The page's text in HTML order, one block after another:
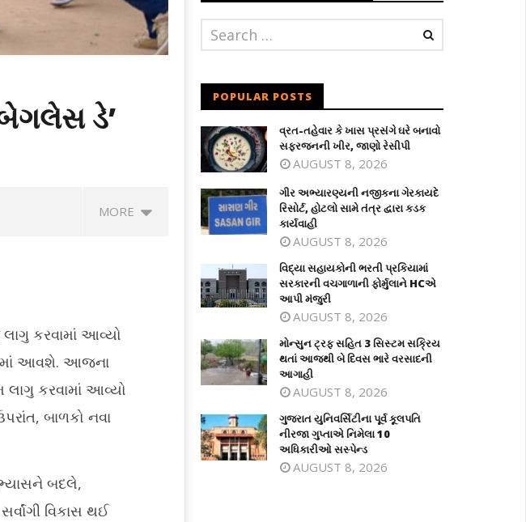
ડે’
MORE
નજીકના ગેરકાયદે
સામે તંત્ર દ્વારા કડક
વિદ્યા સહાયકોની ભરતી પ્રકિયામાં
મોન્સુન ટ્રફ સહિત 3 સિસ્ટમ સક્રિય
આજથી બે દિવસ ભારે વરસાદની આગાહી
July
5,
કરવામાં આવ્યો
આવશે. આજના
લાગુ કરવામાં આવ્યો
બાળકો નવા
બદલે,
વિકાસ થઈ
POPULAR POSTS
વ્રત-તહેવાર કે ખાસ પ્રસંગે ઘરે બનાવો
સફરજનની ખીર, જાણો રેસીપી
AUGUST 8, 2026
ગીર અભ્યારણ્યની નજીકના ગેરકાયદે
રિસોર્ટ, હોટલો સામે તંત્ર દ્વારા કડક
કાર્યવાહી
AUGUST 8, 2026
વિદ્યા સહાયકોની ભરતી પ્રકિયામાં
સરકારની વચગાળાની ફોર્મુલાને HCએ
આપી મંજુરી
AUGUST 8, 2026
મોન્સુન ટ્રફ સહિત 3 સિસ્ટમ સક્રિય
થતાં આજથી બે દિવસ ભારે વરસાદની
આગાહી
AUGUST 8, 2026
ગુજરાત યુનિવર્સિટીના પૂર્વ કૂલપતિ
નીરજા ગુપ્તાએ નિમેલા 10
અધિકારીઓ સસ્પેન્ડ
AUGUST 8, 2026